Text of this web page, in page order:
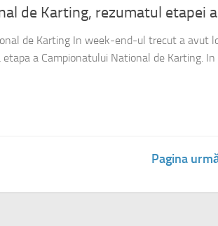
de Karting, rezumatul etapei
de Karting In week-end-ul trecut a avut
a Campionatului National de Karting. In
Pagina